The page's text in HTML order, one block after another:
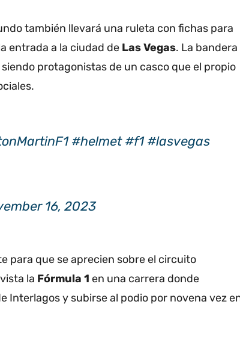
también llevará una ruleta con fichas para
entrada a la ciudad de Las Vegas. La bandera
protagonistas de un casco que el propio
#helmet #f1 #lasvegas
16, 2023
que se aprecien sobre el circuito
la Fórmula 1 en una carrera donde
Interlagos y subirse al podio por novena vez en